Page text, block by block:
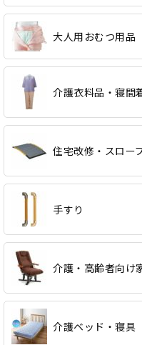
大人用おむつ用品
介護衣料品・寝間
住宅改修・スロー
手すり
介護・高齢者向け
介護ベッド・寝具